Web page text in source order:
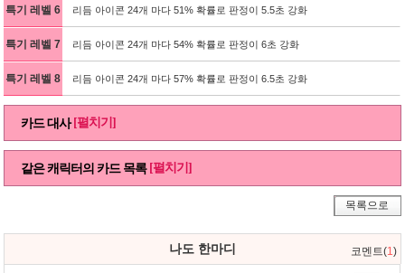
특기 레벨 6 리듬 아이콘 24개 마다 51% 확률로 판정이 5.5초 강화
특기 레벨 7 리듬 아이콘 24개 마다 54% 확률로 판정이 6초 강화
특기 레벨 8 리듬 아이콘 24개 마다 57% 확률로 판정이 6.5초 강화
카드 대사 [펼치기]
같은 캐릭터의 카드 목록 [펼치기]
목록으로
나도 한마디 코멘트(1 )